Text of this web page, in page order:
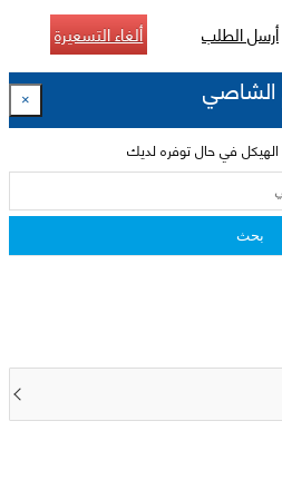
أرسل الطلب ألغاء التسعيرة
الشاصي ×
الهيكل في حال توفره لديك
بحث